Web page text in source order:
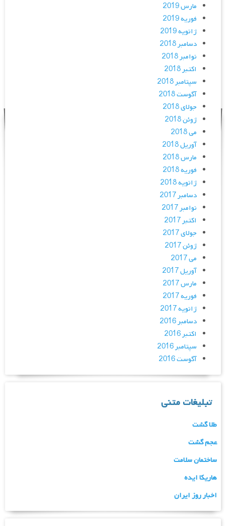
مارس 2019
فوریه 2019
ژانویه 2019
دسامبر 2018
نوامبر 2018
اکتبر 2018
سپتامبر 2018
آگوست 2018
جولای 2018
ژوئن 2018
می 2018
آوریل 2018
مارس 2018
فوریه 2018
ژانویه 2018
دسامبر 2017
نوامبر 2017
اکتبر 2017
جولای 2017
ژوئن 2017
می 2017
آوریل 2017
مارس 2017
فوریه 2017
ژانویه 2017
دسامبر 2016
اکتبر 2016
سپتامبر 2016
آگوست 2016
تبلیغات متنی
طلا گشت
عجم گشت
ساختمان سلامت
هاریکا ایده
اخبار روز ایران